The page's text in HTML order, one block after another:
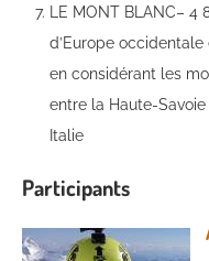
LE MONT BLANC– 4
d’Europe
en considérant les
entre la Haute-Savoie
Italie
Participants